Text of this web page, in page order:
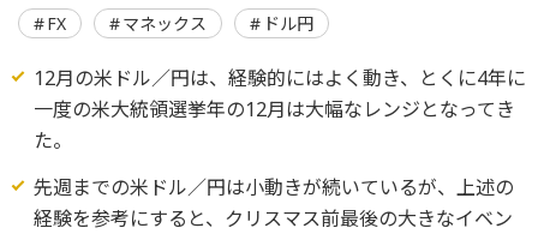
FX マネックス ドル円
12月の米ドル／円は、経験的にはよく動き、とくに4年に
一度の米大統領選挙年の12月は大幅なレンジとなってき
た。
先週までの米ドル／円は小動きが続いているが、上述の
経験を参考にすると、クリスマス前最後の大きなイベン